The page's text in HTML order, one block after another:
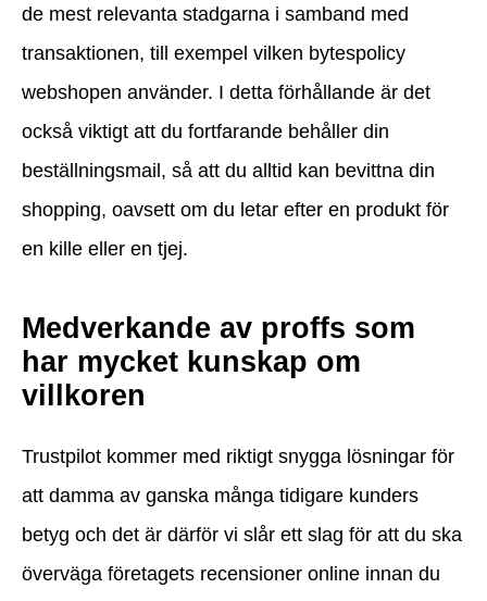
de mest relevanta stadgarna i samband med
transaktionen, till exempel vilken bytespolicy
webshopen använder. I detta förhållande är det
också viktigt att du fortfarande behåller din
beställningsmail, så att du alltid kan bevittna din
shopping, oavsett om du letar efter en produkt för
en kille eller en tjej.
Medverkande av proffs som
har mycket kunskap om
villkoren
Trustpilot kommer med riktigt snygga lösningar för
att damma av ganska många tidigare kunders
betyg och det är därför vi slår ett slag för att du ska
överväga företagets recensioner online innan du